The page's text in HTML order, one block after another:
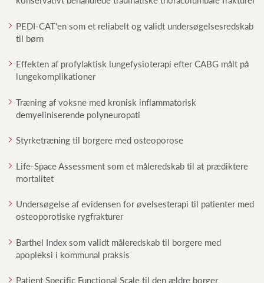
PEDI-CAT'en som et reliabelt og validt undersøgelsesredskab
til børn
Effekten af profylaktisk lungefysioterapi efter CABG målt på
lungekomplikationer
Træning af voksne med kronisk inflammatorisk
demyeliniserende polyneuropati
Styrketræning til borgere med osteoporose
Life-Space Assessment som et måleredskab til at prædiktere
mortalitet
Undersøgelse af evidensen for øvelsesterapi til patienter med
osteoporotiske rygfrakturer
Barthel Index som validt måleredskab til borgere med
apopleksi i kommunal praksis
Patient Specific Functional Scale til den ældre borger